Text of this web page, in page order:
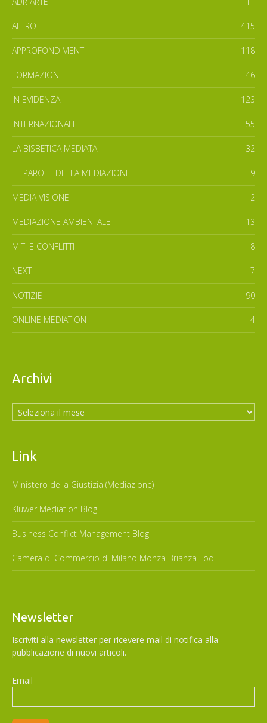
ALTRO 415
APPROFONDIMENTI 118
FORMAZIONE 46
IN EVIDENZA 123
INTERNAZIONALE 55
LA BISBETICA MEDIATA 32
LE PAROLE DELLA MEDIAZIONE 9
MEDIA VISIONE 2
MEDIAZIONE AMBIENTALE 13
MITI E CONFLITTI 8
NEXT 7
NOTIZIE 90
ONLINE MEDIATION 4
Archivi
Archivi
Link
Ministero della Giustizia (Mediazione)
Kluwer Mediation Blog
Business Conflict Management Blog
Camera di Commercio di Milano Monza Brianza Lodi
Newsletter
Iscriviti alla newsletter per ricevere mail di notifica alla
pubblicazione di nuovi articoli.
Email